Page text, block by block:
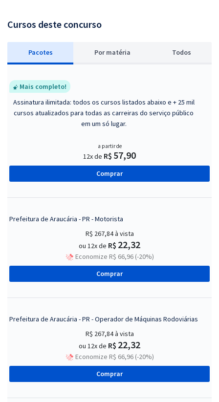
Cursos deste concurso
Pacotes Por matéria Todos
Mais completo!
Assinatura ilimitada: todos os cursos listados abaixo e + 25 mil
cursos atualizados para todas as carreiras do serviço público
em um só lugar.
a partir de
12x de R$ 57,90
Comprar
Prefeitura de Araucária - PR - Motorista
R$ 267,84à vista
ou 12x de R$ 22,32
Economize R$ 66,96 (-20%)
Comprar
Prefeitura de Araucária - PR - Operador de Máquinas Rodoviárias
R$ 267,84à vista
ou 12x de R$ 22,32
Economize R$ 66,96 (-20%)
Comprar